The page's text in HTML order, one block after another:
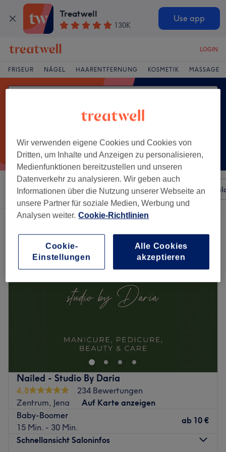
Treatwell
130K
Use app
LOGIN
FRISEUR NÄGEL HAARENTFERNUNG KOSMETIK MASSAGE
Sortieren nach Beliebiger Preis Besonderheiten
Ein Salon, der anbietet: babyboomer maniküre in Zentrum, Jena
Nailed - Studio By Daria
4,8
234 Bewertungen
Zentrum, Jena
Auf Karte anzeigen
Baby-Boomer
15 Min. - 30 Min.
ab 10 €
Schnellansicht Saloninfos
Wir verwenden eigene Cookies und Cookies von
Dritten, um Inhalte und Anzeigen zu personalisieren,
Medienfunktionen bereitzustellen und unseren
Datenverkehr zu analysieren. Wir geben auch
Informationen über die Nutzung unserer Webseite an
unsere Partner für soziale Medien, Werbung und
Analysen weiter. Cookie-Richtlinien
Cookie-
Einstellungen
Alle Cookies
akzeptieren